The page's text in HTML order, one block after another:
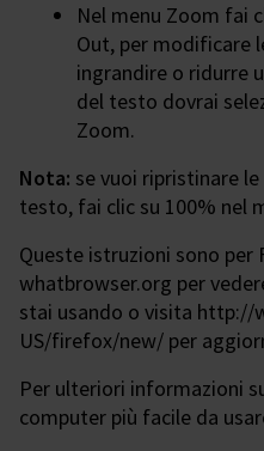
Nel menu Zoom fai
Out, per modificare
ingrandire o ridurre
del testo dovrai
Zoom.
Nota: se vuoi ripristinare
testo, fai clic su 100% nel
Queste istruzioni sono per
whatbrowser.org per
stai usando o visita http://
US/firefox/new/ per
Per ulteriori informazioni
computer più facile da